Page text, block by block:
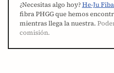
¿Necesitas algo hoy?He-Ju
fibra PHGG que hemos
mientras llega la nuestra.
comisión.